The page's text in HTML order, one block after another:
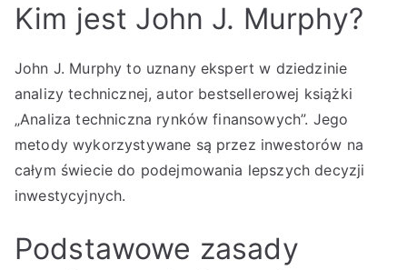
Kim jest John J. Murphy?
John J. Murphy to uznany ekspert w dziedzinie
analizy technicznej, autor bestsellerowej książki
„Analiza techniczna rynków finansowych”. Jego
metody wykorzystywane są przez inwestorów na
całym świecie do podejmowania lepszych decyzji
inwestycyjnych.
Podstawowe zasady